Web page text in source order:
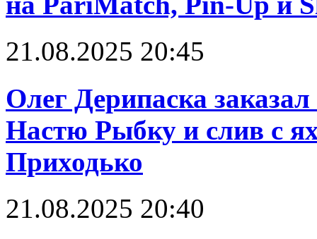
21.08.2025 20:45
Олег Дерипаска
Настю Рыбку и слив с
Приходько
21.08.2025 20:40